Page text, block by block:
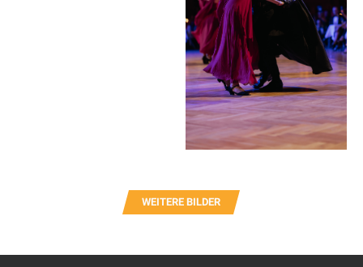
WEITERE BILDER